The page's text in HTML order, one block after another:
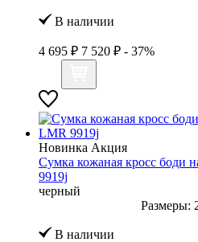
В наличии
4 695 ₽ 7 520 ₽ - 37%
Новинка Акция
Сумка кожаная кросс боди
9919j
черный
Размеры:
В наличии